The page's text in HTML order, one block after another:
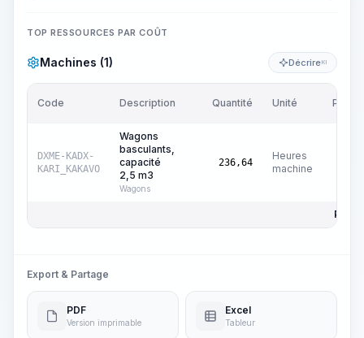
TOP RESSOURCES PAR COÛT
Machines (1) DécrireKI
Code Description Quantité Unité Prix/
DXME-KADX-
KARI_KAKAVO
Wagons
basculants,
capacité
2,5 m3
Wagons
236,64
Heures
machine
Prix
Export & Partage
PDF
Version imprimable
Excel
Tableur